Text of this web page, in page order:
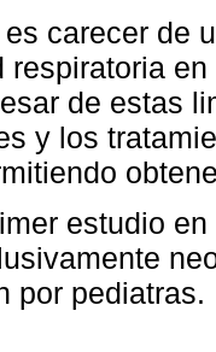
carecer de
respiratoria
de estas
y los
estudio
por pediatras.